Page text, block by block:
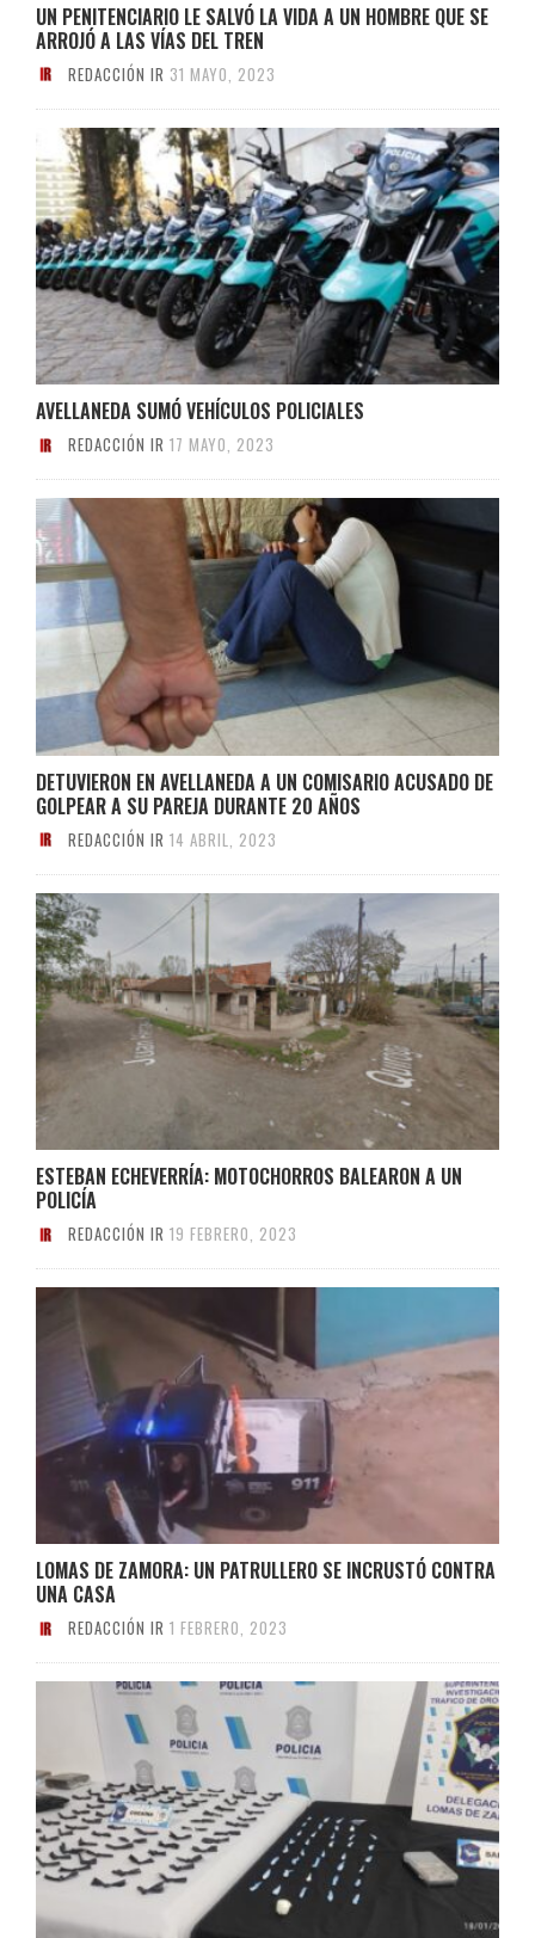
UN PENITENCIARIO LE SALVÓ LA VIDA A UN HOMBRE QUE SE
ARROJÓ A LAS VÍAS DEL TREN
REDACCIÓN IR 31 MAYO, 2023
AVELLANEDA SUMÓ VEHÍCULOS POLICIALES
REDACCIÓN IR 17 MAYO, 2023
DETUVIERON EN AVELLANEDA A UN COMISARIO ACUSADO DE
GOLPEAR A SU PAREJA DURANTE 20 AÑOS
REDACCIÓN IR 14 ABRIL, 2023
ESTEBAN ECHEVERRÍA: MOTOCHORROS BALEARON A UN
POLICÍA
REDACCIÓN IR 19 FEBRERO, 2023
LOMAS DE ZAMORA: UN PATRULLERO SE INCRUSTÓ CONTRA
UNA CASA
REDACCIÓN IR 1 FEBRERO, 2023